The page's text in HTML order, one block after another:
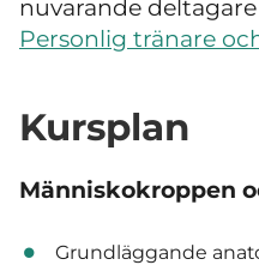
nuvarande
Personlig tränare
Kursplan
Människokroppen
Grundläggande